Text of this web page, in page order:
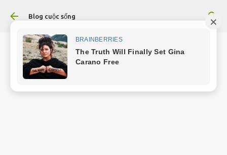
Chuyển đến nội dung chính
Blog cuộc sống